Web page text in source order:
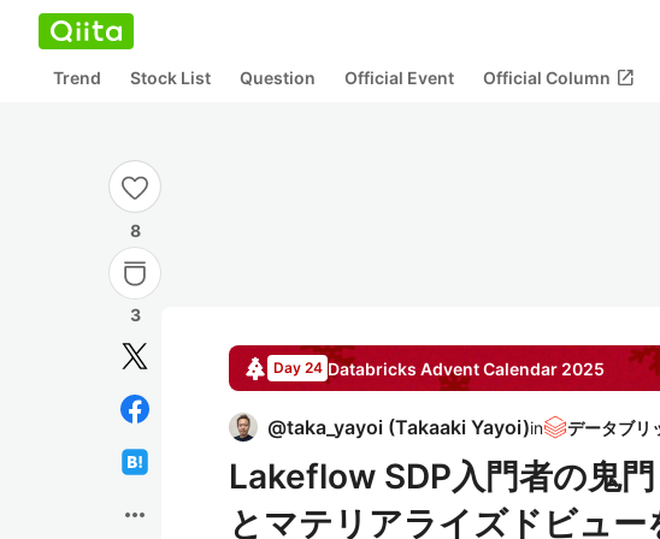
Trend Stock List Question Official Event Official Column open_in_new
8
3
more_horiz
Day 24 Databricks Advent Calendar 2025
@taka_yayoi (Takaaki Yayoi)in
Lakeflow SDP入門者の鬼
とマテリアライズドビュー